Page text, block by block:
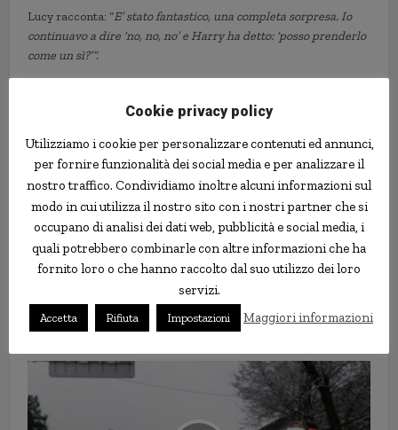
Lucy racconta: “E’ stato fantastico, una completa sorpresa. Io
continuavo a dire ‘no, no, no’ e Harry ha detto: ‘posso prenderlo
come un sì?’”.
Cane con due nasi trova
finalmente casa
Cookie privacy policy
Utilizziamo i cookie per personalizzare contenuti ed annunci,
per fornire funzionalità dei social media e per analizzare il
nostro traffico. Condividiamo inoltre alcuni informazioni sul
modo in cui utilizza il nostro sito con i nostri partner che si
occupano di analisi dei dati web, pubblicità e social media, i
quali potrebbero combinarle con altre informazioni che ha
fornito loro o che hanno raccolto dal suo utilizzo dei loro
servizi.
Accetta Rifiuta Impostazioni Maggiori informazioni